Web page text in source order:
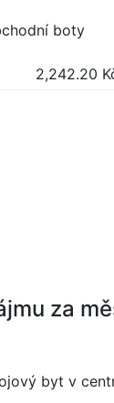
boty
2,242.20
za
byt v